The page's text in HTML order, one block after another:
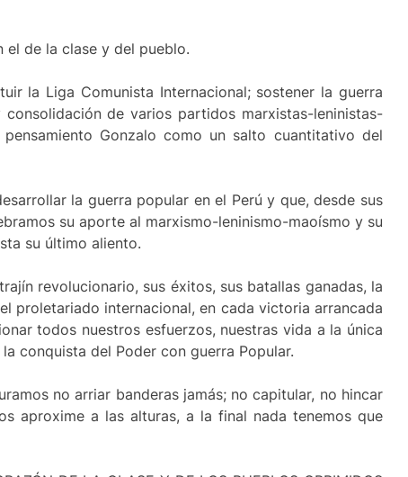
el de la clase y del pueblo.
la Liga Comunista Internacional; sostener la guerra
de varios partidos marxistas-leninistas-
Gonzalo como un salto cuantitativo del
la guerra popular en el Perú y que, desde sus
su aporte al marxismo-leninismo-maoísmo y su
su último aliento.
revolucionario, sus éxitos, sus batallas ganadas, la
proletariado internacional, en cada victoria arrancada
todos nuestros esfuerzos, nuestras vida a la única
conquista del Poder con guerra Popular.
no arriar banderas jamás; no capitular, no hincar
aproxime a las alturas, a la final nada tenemos que